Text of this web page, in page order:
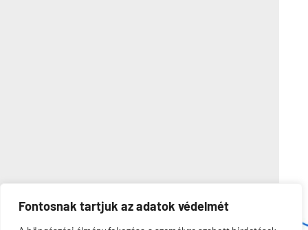
Fontosnak tartjuk az adatok védelmét